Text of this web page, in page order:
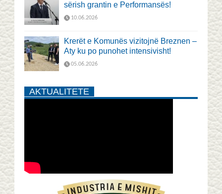
sërish grantin e Performansës!
10.06.2026
Krerët e Komunës vizitojnë Breznen –
Aty ku po punohet intensivisht!
05.06.2026
AKTUALITETE